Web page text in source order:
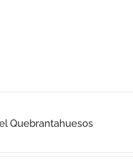
Quebrantahuesos